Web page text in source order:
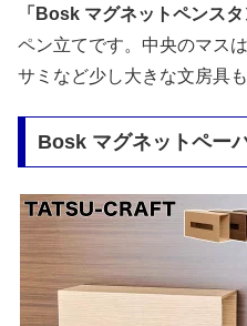
「Bosk マグネットペンスタ
ペン立てです。中央のマス
サミなど少し大きな文房具
Bosk マグネットペー